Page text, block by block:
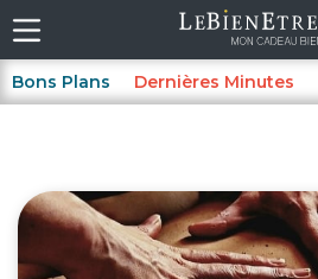
Bons Plans Dernières Minutes